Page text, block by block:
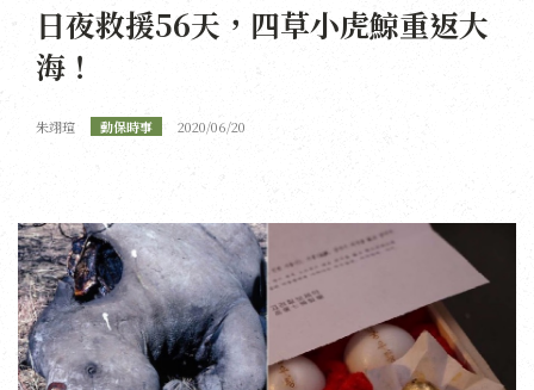
日夜救援56天，四草小虎鯨重返大
海！
朱翊瑄 動保時事 2020/06/20